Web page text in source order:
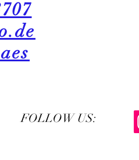
FOLLOW US: